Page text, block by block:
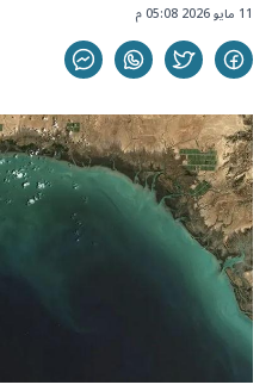
11 مايو 2026 05:08 م